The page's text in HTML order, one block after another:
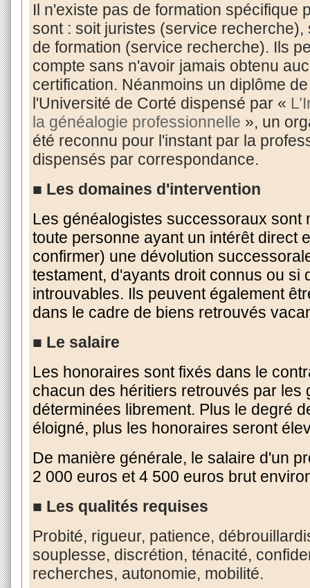
Il n'existe pas de formation spécifique
sont : soit juristes (service
de formation (service recherche). Ils
compte sans n'avoir jamais obtenu
certification. Néanmoins un diplôme
l'Université de Corté dispensé par «
la généalogie professionnelle », un
été reconnu pour l'instant par la
dispensés par correspondance.
■ Les domaines d'intervention
Les généalogistes successoraux sont
toute personne ayant un intérêt direct
confirmer) une dévolution
testament, d'ayants droit connus ou si
introuvables. Ils peuvent également
dans le cadre de biens retrouvés
■ Le salaire
Les honoraires sont fixés dans le
chacun des héritiers retrouvés par
déterminées librement. Plus le degré
éloigné, plus les honoraires seront
De manière générale, le salaire d'un
2 000 euros et 4 500 euros brut
■ Les qualités requises
Probité, rigueur, patience,
souplesse, discrétion, ténacité,
recherches, autonomie, mobilité.